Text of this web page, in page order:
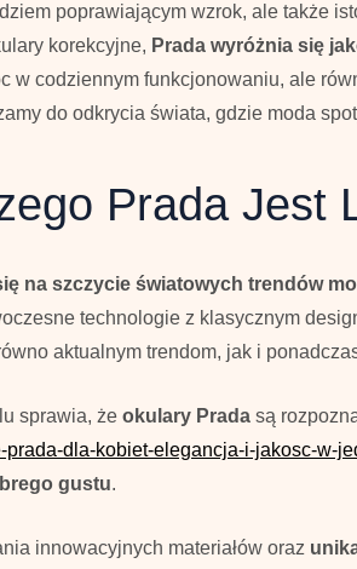
poprawiającym wzrok, ale także
korekcyjne, Prada wyróżnia się
w codziennym funkcjonowaniu, ale
do odkrycia świata, gdzie moda
Prada Jest
na szczycie światowych trendów
technologie z klasycznym
aktualnym trendom, jak i
sprawia, że okulary Prada są
dla-kobiet-elegancja-i-jakosc-w-
gustu.
innowacyjnych materiałów oraz